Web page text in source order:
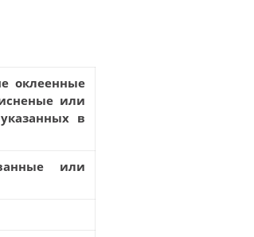
оклеенные
или
в
или